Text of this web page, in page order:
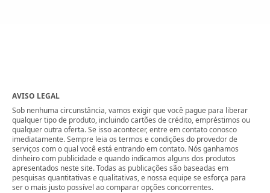
AVISO LEGAL
Sob nenhuma circunstância, vamos exigir que você pague para liberar
qualquer tipo de produto, incluindo cartões de crédito, empréstimos ou
qualquer outra oferta. Se isso acontecer, entre em contato conosco
imediatamente. Sempre leia os termos e condições do provedor de
serviços com o qual você está entrando em contato. Nós ganhamos
dinheiro com publicidade e quando indicamos alguns dos produtos
apresentados neste site. Todas as publicações são baseadas em
pesquisas quantitativas e qualitativas, e nossa equipe se esforça para
ser o mais justo possível ao comparar opções concorrentes.